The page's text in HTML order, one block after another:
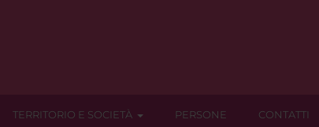
TERRITORIO E SOCIETÀ PERSONE CONTATTI